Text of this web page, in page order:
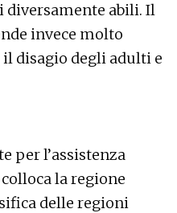
diversamente abili. Il
invece molto
disagio degli adulti e
per l’assistenza
colloca la regione
delle regioni